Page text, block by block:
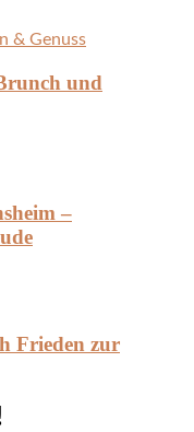
& Genuss
und
–
Frieden zur